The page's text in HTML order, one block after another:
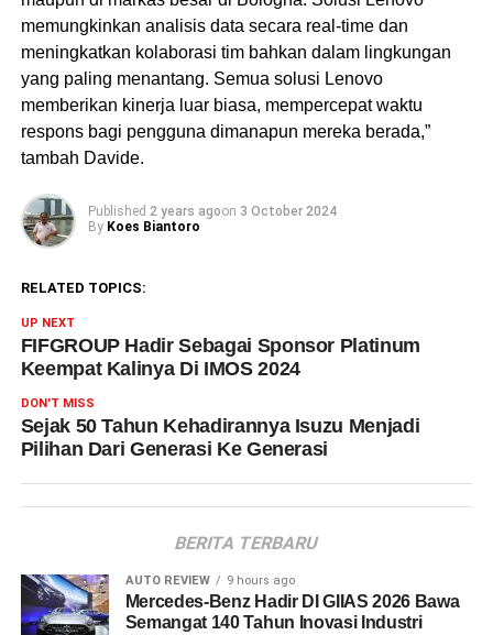
memungkinkan analisis data secara real-time dan
meningkatkan kolaborasi tim bahkan dalam lingkungan
yang paling menantang. Semua solusi Lenovo
memberikan kinerja luar biasa, mempercepat waktu
respons bagi pengguna dimanapun mereka berada,”
tambah Davide.
Published 2 years agoon 3 October 2024
By Koes Biantoro
RELATED TOPICS:
UP NEXT
FIFGROUP Hadir Sebagai Sponsor Platinum
Keempat Kalinya Di IMOS 2024
DON'T MISS
Sejak 50 Tahun Kehadirannya Isuzu Menjadi
Pilihan Dari Generasi Ke Generasi
BERITA TERBARU
AUTO REVIEW 9 hours ago
Mercedes-Benz Hadir DI GIIAS 2026 Bawa
Semangat 140 Tahun Inovasi Industri